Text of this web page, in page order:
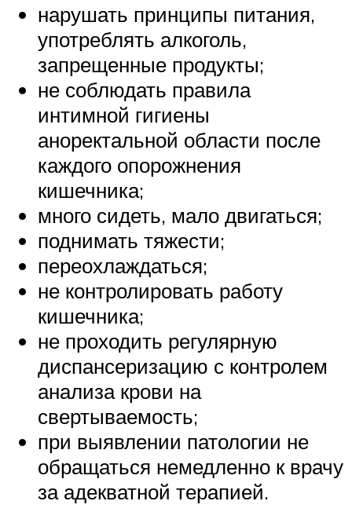
нарушать принципы питания,
употреблять алкоголь,
запрещенные продукты;
не соблюдать правила
интимной гигиены
аноректальной области после
каждого опорожнения
кишечника;
много сидеть, мало двигаться;
поднимать тяжести;
переохлаждаться;
не контролировать работу
кишечника;
не проходить регулярную
диспансеризацию с контролем
анализа крови на
свертываемость;
при выявлении патологии не
обращаться немедленно к врачу
за адекватной терапией.